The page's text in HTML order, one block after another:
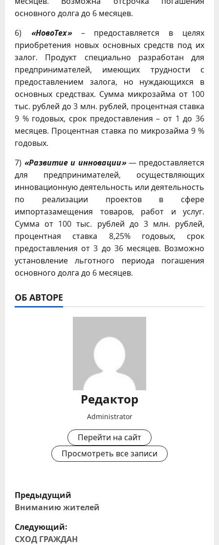
основного долга до 6 месяцев.
6) «НовоТех»– предоставляется в целях
приобретения новых основных средств под их
залог. Продукт специально разработан для
предпринимателей, имеющих трудности с
предоставлением залога, но нуждающихся в
основных средствах. Сумма микрозайма от 100
тыс. рублей до 3 млн. рублей, процентная ставка
9 % годовых, срок предоставления – от 1 до 36
месяцев. Процентная ставка по микрозайма 9 %
годовых.
7) «Развитие и инновации»— предоставляется
для предпринимателей, осуществляющих
инновационную деятельность или деятельность
по реализации проектов в сфере
импортазамещения товаров, работ и услуг.
Сумма от 100 тыс. рублей до 3 млн. рублей,
процентная ставка 8,25% годовых, срок
предоставления от 3 до 36 месяцев. Возможно
установление льготного периода погашения
основного долга до 6 месяцев.
ОБ АВТОРЕ
Редактор
Administrator
Перейти на сайт
Просмотреть все записи
Н
а
в
Предыдущий
Вниманию жителей
Следующий:
СХОД ГРАЖДАН